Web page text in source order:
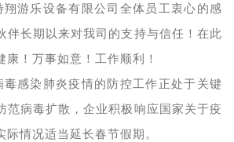
游乐设备有限公司全体员工衷心的感
伴长期以来对我司的支持与信任！在此
！万事如意！工作顺利！
感染肺炎疫情的防控工作正处于关键
范病毒扩散，企业积极响应国家关于疫
情况适当延长春节假期。